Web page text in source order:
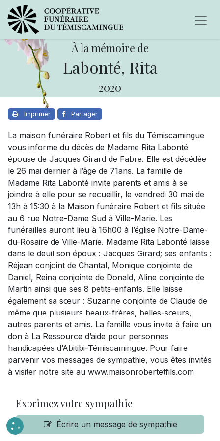
À la mémoire de
Labonté, Rita
2020
Imprimer Partager
La maison funéraire Robert et fils du Témiscamingue
vous informe du décès de Madame Rita Labonté
épouse de Jacques Girard de Fabre. Elle est décédée
le 26 mai dernier à l’âge de 71ans. La famille de
Madame Rita Labonté invite parents et amis à se
joindre à elle pour se recueillir, le vendredi 30 mai de
13h à 15:30 à la Maison funéraire Robert et fils située
au 6 rue Notre-Dame Sud à Ville-Marie. Les
funérailles auront lieu à 16h00 à l’église Notre-Dame-
du-Rosaire de Ville-Marie. Madame Rita Labonté laisse
dans le deuil son époux : Jacques Girard; ses enfants :
Réjean conjoint de Chantal, Monique conjointe de
Daniel, Reina conjointe de Donald, Aline conjointe de
Martin ainsi que ses 8 petits-enfants. Elle laisse
également sa sœur : Suzanne conjointe de Claude de
même que plusieurs beaux-frères, belles-sœurs,
autres parents et amis. La famille vous invite à faire un
don à La Ressource d’aide pour personnes
handicapées d’Abitibi-Témiscamingue. Pour faire
parvenir vos messages de sympathie, vous êtes invités
à visiter notre site au www.maisonrobertetfils.com
Exprimez votre sympathie
Écrire un message de sympathie